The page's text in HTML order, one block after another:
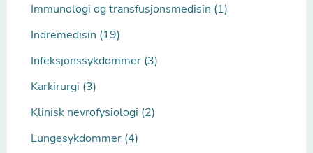
Immunologi og transfusjonsmedisin (1)
Indremedisin (19)
Infeksjonssykdommer (3)
Karkirurgi (3)
Klinisk nevrofysiologi (2)
Lungesykdommer (4)